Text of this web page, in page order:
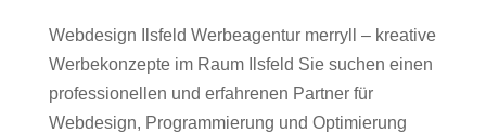
Webdesign Ilsfeld Werbeagentur merryll – kreative
Werbekonzepte im Raum Ilsfeld Sie suchen einen
professionellen und erfahrenen Partner für
Webdesign, Programmierung und Optimierung